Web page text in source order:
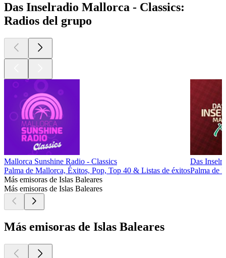
Das Inselradio Mallorca - Classics:
Radios del grupo
Mallorca Sunshine Radio - Classics
Palma de Mallorca, Éxitos, Pop, Top 40 & Listas de éxitos
Das
Palma de
Más emisoras de Islas Baleares
Más emisoras de Islas Baleares
Más emisoras de Islas Baleares